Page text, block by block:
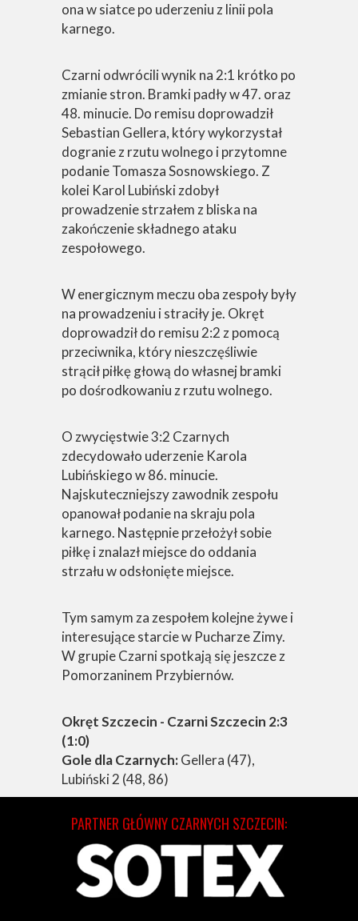
ona w siatce po uderzeniu z linii pola
karnego.
Czarni odwrócili wynik na 2:1 krótko po
zmianie stron. Bramki padły w 47. oraz
48. minucie. Do remisu doprowadził
Sebastian Gellera, który wykorzystał
dogranie z rzutu wolnego i przytomne
podanie Tomasza Sosnowskiego. Z
kolei Karol Lubiński zdobył
prowadzenie strzałem z bliska na
zakończenie składnego ataku
zespołowego.
W energicznym meczu oba zespoły były
na prowadzeniu i straciły je. Okręt
doprowadził do remisu 2:2 z pomocą
przeciwnika, który nieszczęśliwie
strącił piłkę głową do własnej bramki
po dośrodkowaniu z rzutu wolnego.
O zwycięstwie 3:2 Czarnych
zdecydowało uderzenie Karola
Lubińskiego w 86. minucie.
Najskuteczniejszy zawodnik zespołu
opanował podanie na skraju pola
karnego. Następnie przełożył sobie
piłkę i znalazł miejsce do oddania
strzału w odsłonięte miejsce.
Tym samym za zespołem kolejne żywe i
interesujące starcie w Pucharze Zimy.
W grupie Czarni spotkają się jeszcze z
Pomorzaninem Przybiernów.
Okręt Szczecin - Czarni Szczecin 2:3
(1:0)
Gole dla Czarnych:Gellera (47),
Lubiński 2 (48, 86)
PARTNER GŁÓWNY CZARNYCH SZCZECIN: